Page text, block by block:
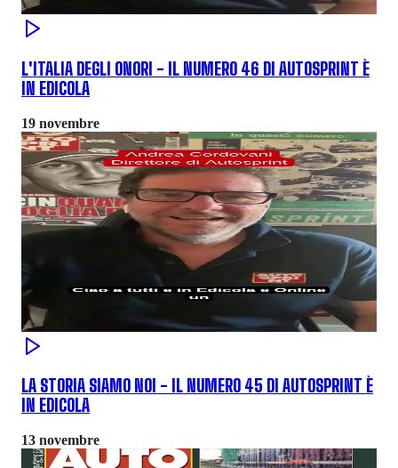
L'ITALIA DEGLI ONORI - IL NUMERO 46 DI AUTOSPRINT È
IN EDICOLA
19 novembre
LA STORIA SIAMO NOI - IL NUMERO 45 DI AUTOSPRINT È
IN EDICOLA
13 novembre